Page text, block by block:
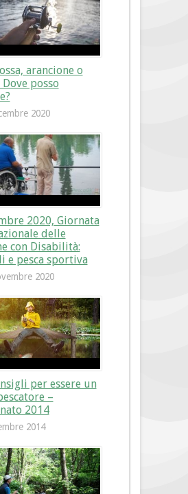
arancione o
posso
2020
2020, Giornata
delle
con Disabilità:
e pesca sportiva
2020
per essere un
–
2014
2014